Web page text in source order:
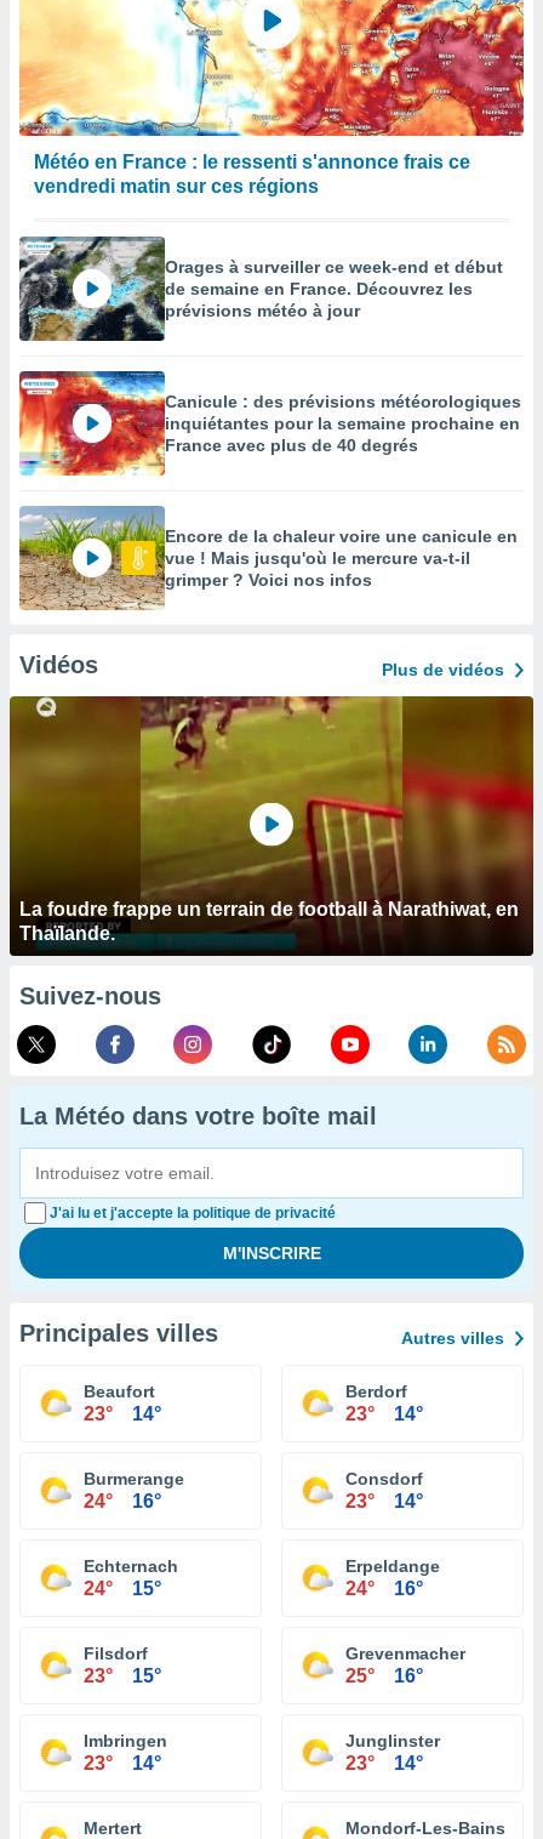
Météo en France : le ressenti s'annonce frais ce
vendredi matin sur ces régions
Orages à surveiller ce week-end et début
de semaine en France. Découvrez les
prévisions météo à jour
Canicule : des prévisions météorologiques
inquiétantes pour la semaine prochaine en
France avec plus de 40 degrés
Encore de la chaleur voire une canicule en
vue ! Mais jusqu'où le mercure va-t-il
grimper ? Voici nos infos
Vidéos Plus de vidéos
La foudre frappe un terrain de football à Narathiwat, en
Thaïlande.
Suivez-nous
La Météo dans votre boîte mail
J'ai lu et j'accepte la politique de privacité
Principales villes Autres villes
Beaufort
23° 14°
Berdorf
23° 14°
Burmerange
24° 16°
Consdorf
23° 14°
Echternach
24° 15°
Erpeldange
24° 16°
Filsdorf
23° 15°
Grevenmacher
25° 16°
Imbringen
23° 14°
Junglinster
23° 14°
Mertert Mondorf-Les-Bains